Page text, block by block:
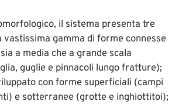
il sistema presenta tre
gamma di forme connesse
a media che a grande scala
guglie e pinnacoli lungo fratture);
con forme superficiali (campi
e sotterranee (grotte e inghiottitoi);